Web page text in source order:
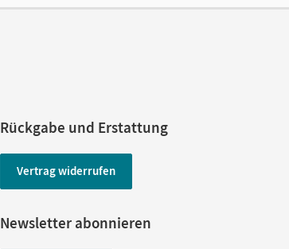
Rückgabe und Erstattung
Vertrag widerrufen
Newsletter abonnieren